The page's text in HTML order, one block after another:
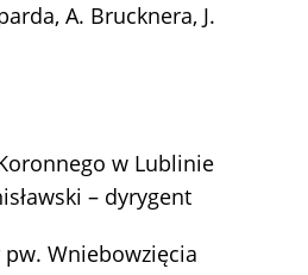
A. Brucknera, J.
w Lublinie
– dyrygent
pw. Wniebowzięcia